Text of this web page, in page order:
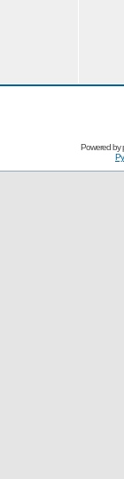
Powered by